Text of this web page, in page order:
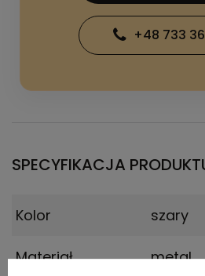
+48 733
SPECYFIKACJA
Kolor szary
Materiał metal